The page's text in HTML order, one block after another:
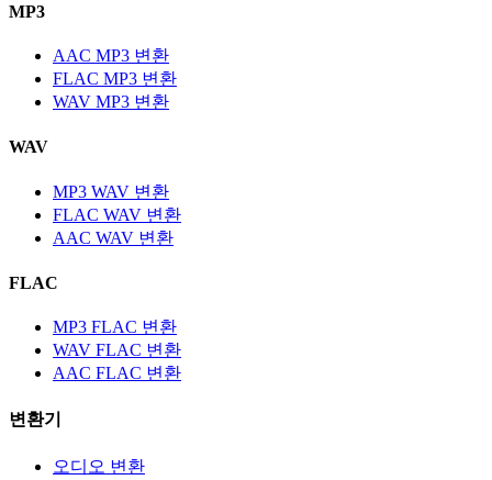
MP3
AAC MP3 변환
FLAC MP3 변환
WAV MP3 변환
WAV
MP3 WAV 변환
FLAC WAV 변환
AAC WAV 변환
FLAC
MP3 FLAC 변환
WAV FLAC 변환
AAC FLAC 변환
변환기
오디오 변환